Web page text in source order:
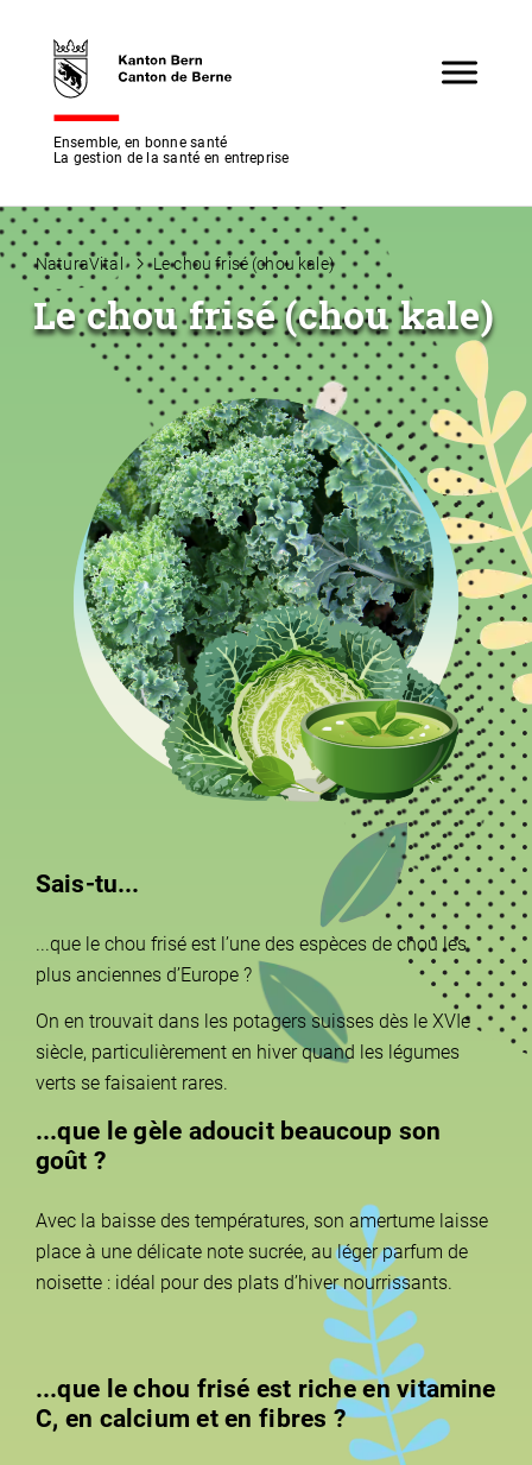
Ensemble, en bonne santé
La gestion de la santé en entreprise
NaturaVital Le chou frisé (chou kale)
Le chou frisé (chou kale)
Sais-tu...
...que le chou frisé est l’une des espèces de chou les
plus anciennes d’Europe ?
On en trouvait dans les potagers suisses dès le XVIe
siècle, particulièrement en hiver quand les légumes
verts se faisaient rares.
...que le gèle adoucit beaucoup son
goût ?
Avec la baisse des températures, son amertume laisse
place à une délicate note sucrée, au léger parfum de
noisette : idéal pour des plats d’hiver nourrissants.
...que le chou frisé est riche en vitamine
C, en calcium et en fibres ?